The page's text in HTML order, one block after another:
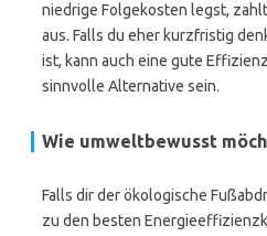
niedrige Folgekosten legst,
aus. Falls du eher kurzfristig
ist, kann auch eine gute
sinnvolle Alternative sein.
Wie umweltbewusst
Falls dir der ökologische
zu den besten